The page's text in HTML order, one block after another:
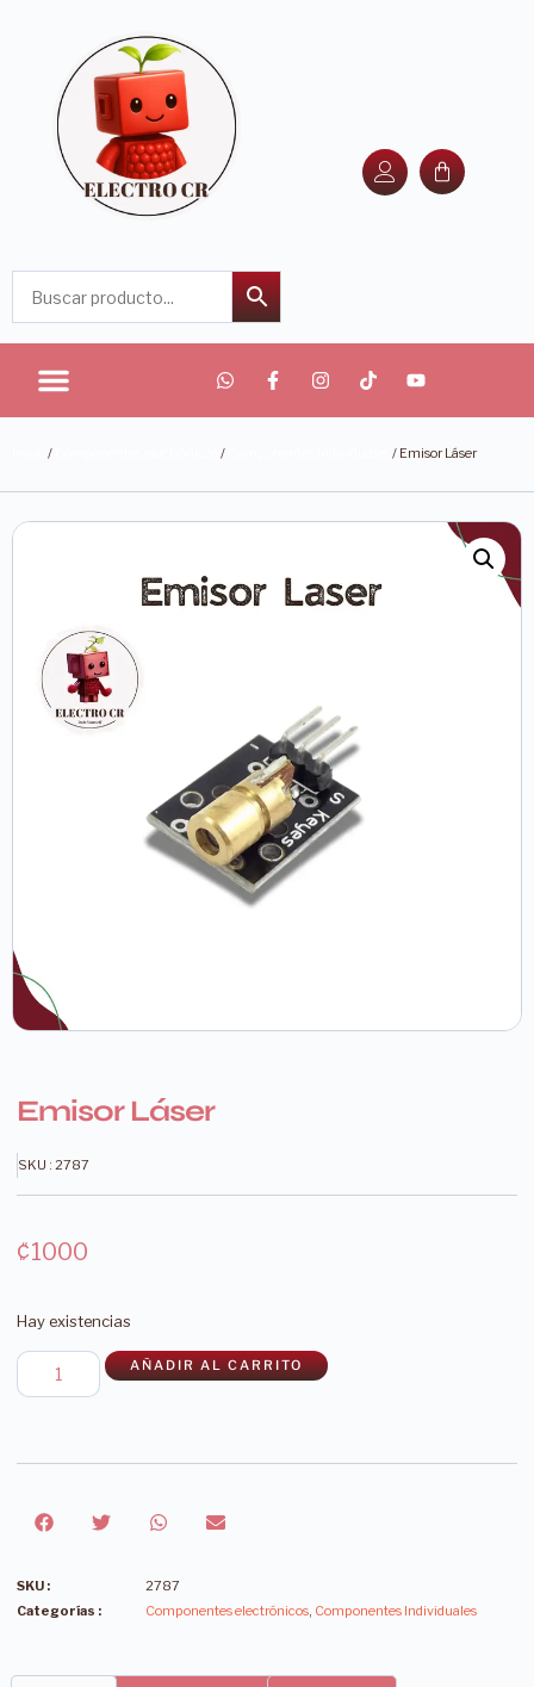
/ / / Emisor Láser
Emisor Láser
SKU : 2787
₡1000
Hay existencias
AÑADIR AL CARRITO
SKU :
2787
Categorías :
Componentes electrónicos, Componentes Individuales